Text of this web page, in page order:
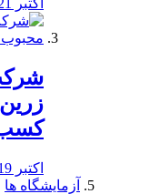
اکتبر 21, 2019
اکتبر 19, 2019
آزمایشگاه ها